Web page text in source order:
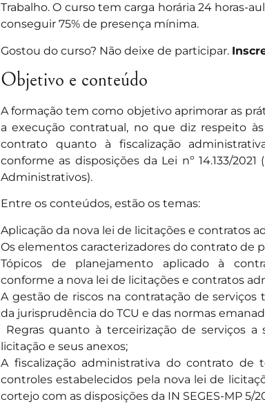
Trabalho. O curso tem carga horária 24 horas-
conseguir 75% de presença mínima.
Gostou do curso? Não deixe de participar.
Objetivo e conteúdo
A formação tem como objetivo aprimorar as
a execução contratual, no que diz respeito
contrato quanto à fiscalização
conforme as disposições da Lei nº 14.133/
Administrativos).
Entre os conteúdos, estão os temas:
Aplicação da nova lei de licitações e contratos
Os elementos caracterizadores do contrato de
Tópicos de planejamento aplicado à
conforme a nova lei de licitações e contratos
A gestão de riscos na contratação de serviços
da jurisprudência do TCU e das normas
Regras quanto à terceirização de serviços
licitação e seus anexos;
A fiscalização administrativa do contrato de
controles estabelecidos pela nova lei de
cortejo com as disposições da IN SEGES-MP 5/